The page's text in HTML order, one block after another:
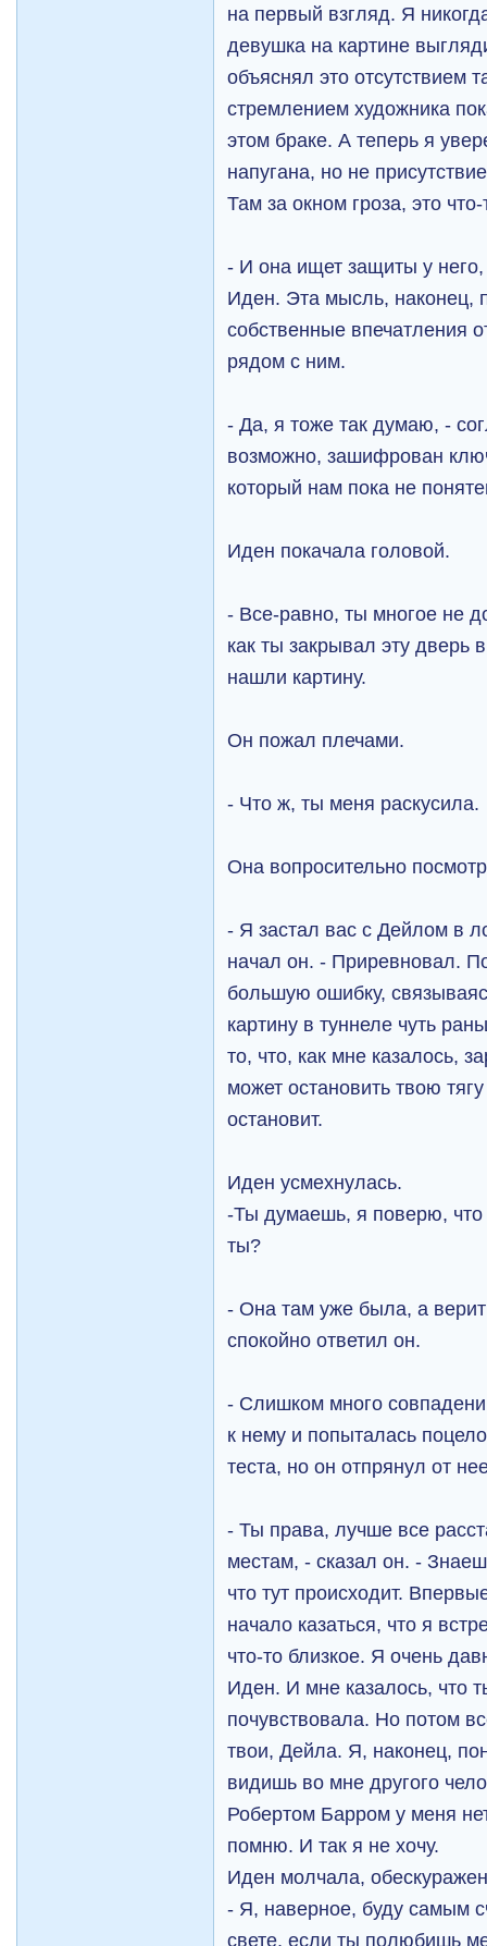
на первый взгляд. Я
девушка на картине
объяснял это отсутствием
стремлением художника
этом браке. А теперь я
напугана, но не
Там за окном гроза, это
- И она ищет защиты у него,
Иден. Эта мысль, наконец,
собственные впечатления
рядом с ним.
- Да, я тоже так думаю, -
возможно, зашифрован
который нам пока не
Иден покачала головой.
- Все-равно, ты многое не
как ты закрывал эту дверь
нашли картину.
Он пожал плечами.
- Что ж, ты меня раскусила.
Она вопросительно
- Я застал вас с Дейлом в
начал он. - Приревновал.
большую ошибку,
картину в туннеле чуть
то, что, как мне казалось,
может остановить твою
остановит.
Иден усмехнулась.
-Ты думаешь, я поверю, что
ты?
- Она там уже была, а
спокойно ответил он.
- Слишком много
к нему и попыталась
теста, но он отпрянул от
- Ты права, лучше все
местам, - сказал он. -
что тут происходит.
начало казаться, что я
что-то близкое. Я очень
Иден. И мне казалось, что
почувствовала. Но потом
твои, Дейла. Я, наконец,
видишь во мне другого
Робертом Барром у меня
помню. И так я не хочу.
Иден молчала,
- Я, наверное, буду самым
свете, если ты полюбишь